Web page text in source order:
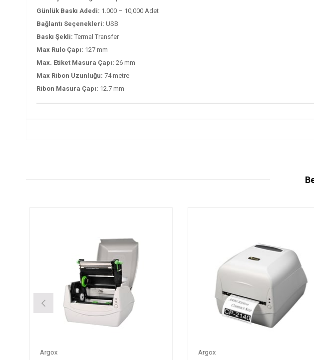
Günlük Baskı Adedi: 1.000 – 10,000 Adet
Bağlantı Seçenekleri: USB
Baskı Şekli: Termal Transfer
Max Rulo Çapı: 127 mm
Max. Etiket Masura Çapı: 26 mm
Max Ribon Uzunluğu: 74 metre
Ribon Masura Çapı: 12.7 mm
Argox
Argox